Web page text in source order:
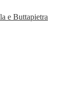
e Buttapietra